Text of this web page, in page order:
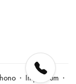
· Impressum ·